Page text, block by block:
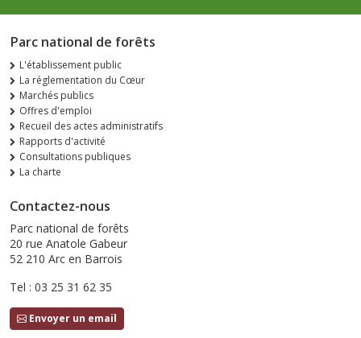
Parc national de forêts
L'établissement public
La réglementation du Cœur
Marchés publics
Offres d'emploi
Recueil des actes administratifs
Rapports d'activité
Consultations publiques
La charte
Contactez-nous
Parc national de forêts
20 rue Anatole Gabeur
52 210 Arc en Barrois
Tel : 03 25 31 62 35
Envoyer un email